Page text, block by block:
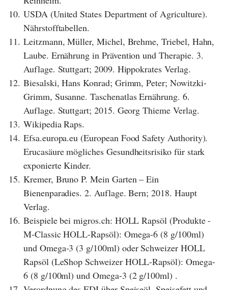
10. USDA (United States Department of Agriculture).
Nährstofftabellen.
11. Leitzmann, Müller, Michel, Brehme, Triebel, Hahn,
Laube. Ernährung in Prävention und Therapie. 3.
Auflage. Stuttgart; 2009. Hippokrates Verlag.
12. Biesalski, Hans Konrad; Grimm, Peter; Nowitzki-
Grimm, Susanne. Taschenatlas Ernährung. 6.
Auflage. Stuttgart; 2015. Georg Thieme Verlag.
13. Wikipedia Raps.
14. Efsa.europa.eu (European Food Safety Authority).
Erucasäure mögliches Gesundheitsrisiko für stark
exponierte Kinder.
15. Kremer, Bruno P. Mein Garten – Ein
Bienenparadies. 2. Auflage. Bern; 2018. Haupt
Verlag.
16. Beispiele bei migros.ch: HOLL Rapsöl (Produkte -
M-Classic HOLL-Rapsöl): Omega-6 (8 g/100ml)
und Omega-3 (3 g/100ml) oder Schweizer HOLL
Rapsöl (LeShop Schweizer HOLL-Rapsöl): Omega-
6 (8 g/100ml) und Omega-3 (2 g/100ml) .